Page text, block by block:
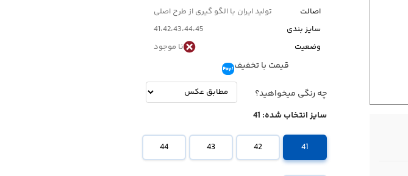
اصالت
تولید ایران با الگو گیری از طرح اصلی
سایز بندی
41،42،43،44،45
وضعیت
نا موجود
قیمت با تخفیف
چه رنگی میخواهید؟
سایز انتخاب شده: 41
41
42
43
44